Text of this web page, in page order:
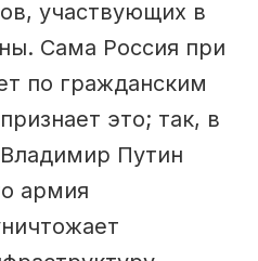
участвующих в
Сама Россия при
по гражданским
это; так, в
Путин
армия